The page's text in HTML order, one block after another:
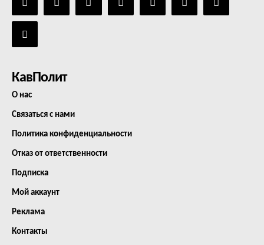
КавПолит
О нас
Связаться с нами
Политика конфиденциальности
Отказ от ответственности
Подписка
Мой аккаунт
Реклама
Контакты